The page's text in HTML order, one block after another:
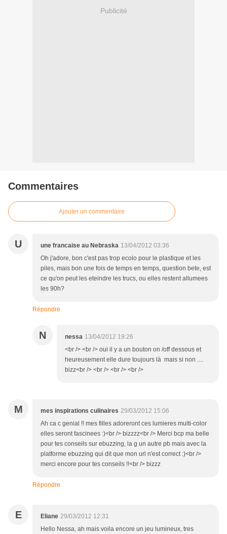
Publicité
Commentaires
Ajouter un commentaire
U une francaise au Nebraska 13/04/2012 03:36
Oh j'adore, bon c'est pas trop ecolo pour le plastique et les
piles, mais bon une fois de temps en temps, question bete, est
ce qu'on peut les eteindre les trucs, ou elles restent allumees
les 90h?
Répondre
N nessa 13/04/2012 19:26
<br /> <br /> oui il y a un bouton on /off dessous et
heureusement elle dure toujours là mais si non ....
bizz<br /> <br /> <br /> <br />
M mes inspirations culinaires 29/03/2012 15:06
Ah ca c genial !! mes filles adoreront ces lumieres multi-color
elles seront fascinees :)<br /> bizzzz<br /> Merci bcp ma belle
pour tes conseils sur ebuzzing, la g un autre pb mais avec la
platforme ebuzzing qui dit que mon url n'est correct :)<br />
merci encore pour tes conseils !!<br /> bizzz
Répondre
E Eliane 29/03/2012 12:31
Hello Nessa, ah mais voila encore un jeu lumineux, tres